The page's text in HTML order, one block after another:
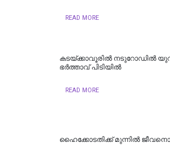
READ MORE
കടയ്ക്കാവൂരിൽ നടുറോഡില്‍
ഭര്‍ത്താവ് പിടിയിൽ
READ MORE
ഹൈക്കോടതിക്ക് മുന്നില്‍